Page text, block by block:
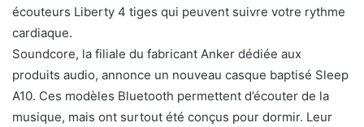
écouteurs Liberty 4 tiges qui peuvent suivre votre rythme
cardiaque.
Soundcore, la filiale du fabricant Anker dédiée aux
produits audio, annonce un nouveau casque baptisé Sleep
A10. Ces modèles Bluetooth permettent d’écouter de la
musique, mais ont surtout été conçus pour dormir. Leur